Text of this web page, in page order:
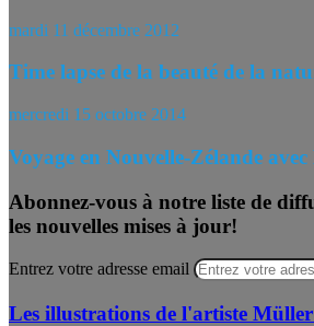
mardi 11 décembre 2012
Time lapse de la beauté de la
mercredi 15 octobre 2014
Voyage en Nouvelle-Zélande
Abonnez-vous à notre liste de
les nouvelles mises à jour!
Entrez votre adresse email
Les illustrations de l'artiste